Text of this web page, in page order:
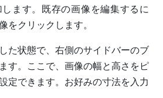
ます。既存の画像を編集するに
をクリックします。
た状態で、右側のサイドバーのブ
す。ここで、画像の幅と高さをピ
定できます。お好みの寸法を入力